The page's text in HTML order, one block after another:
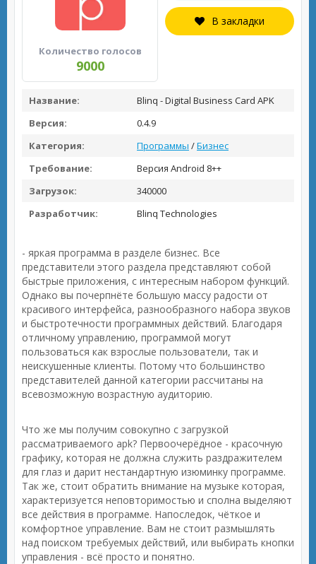
Количество голосов
9000
В закладки
Название:
Blinq - Digital Business Card APK
Версия:
0.4.9
Категория:
Программы /Бизнес
Требование:
Версия Android 8++
Загрузок:
340000
Разработчик:
Blinq Technologies
- яркая программа в разделе бизнес. Все
представители этого раздела представляют собой
быстрые приложения, с интересным набором функций.
Однако вы почерпнёте большую массу радости от
красивого интерфейса, разнообразного набора звуков
и быстротечности программных действий. Благодаря
отличному управлению, программой могут
пользоваться как взрослые пользователи, так и
неискушенные клиенты. Потому что большинство
представителей данной категории рассчитаны на
всевозможную возрастную аудиторию.
Что же мы получим совокупно с загрузкой
рассматриваемого apk? Первоочерёдное - красочную
графику, которая не должна служить раздражителем
для глаз и дарит нестандартную изюминку программе.
Так же, стоит обратить внимание на музыке которая,
характеризуется неповторимостью и сполна выделяют
все действия в программе. Напоследок, чёткое и
комфортное управление. Вам не стоит размышлять
над поиском требуемых действий, или выбирать кнопки
управления - всё просто и понятно.